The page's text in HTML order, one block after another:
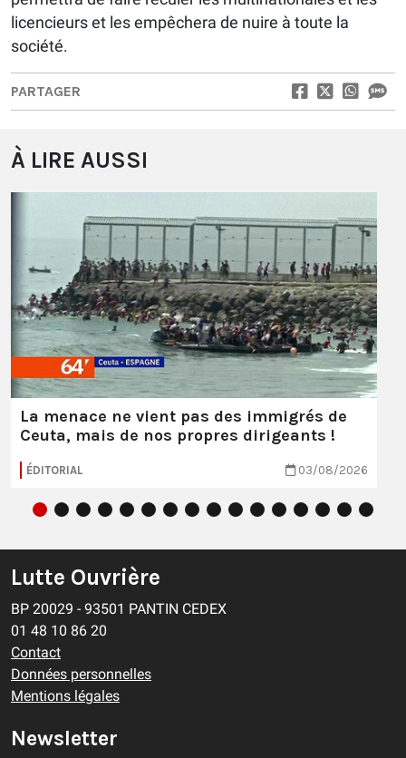
licencieurs et les empêchera de nuire à toute la
société.
PARTAGER
À LIRE AUSSI
La menace ne vient pas des immigrés de
Ceuta, mais de nos propres dirigeants !
ÉDITORIAL 03/08/2026
Lutte Ouvrière
BP 20029 - 93501 PANTIN CEDEX
01 48 10 86 20
Contact
Données personnelles
Mentions légales
Newsletter